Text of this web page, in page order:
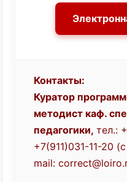
Контакты:
Куратор
методист каф.
педагогики, тел.:
+7(911)031-11-20
mail: